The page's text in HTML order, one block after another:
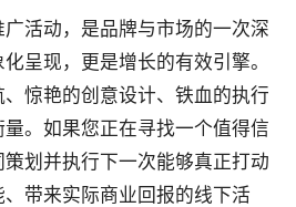
活动，是品牌与市场的一次深
呈现，更是增长的有效引擎。
惊艳的创意设计、铁血的执行
。如果您正在寻找一个值得信
划并执行下一次能够真正打动
带来实际商业回报的线下活